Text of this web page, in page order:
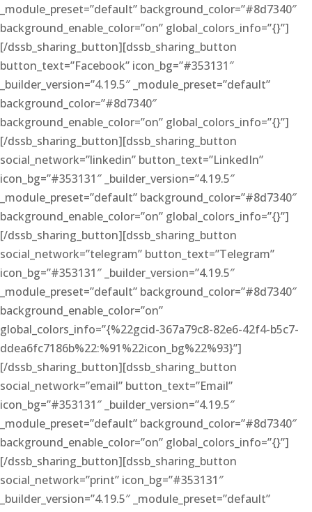
_module_preset=”default” background_color=”#8d7340″
background_enable_color=”on” global_colors_info=”{}”]
[/dssb_sharing_button][dssb_sharing_button
button_text=”Facebook” icon_bg=”#353131″
_builder_version=”4.19.5″ _module_preset=”default”
background_color=”#8d7340″
background_enable_color=”on” global_colors_info=”{}”]
[/dssb_sharing_button][dssb_sharing_button
social_network=”linkedin” button_text=”LinkedIn”
icon_bg=”#353131″ _builder_version=”4.19.5″
_module_preset=”default” background_color=”#8d7340″
background_enable_color=”on” global_colors_info=”{}”]
[/dssb_sharing_button][dssb_sharing_button
social_network=”telegram” button_text=”Telegram”
icon_bg=”#353131″ _builder_version=”4.19.5″
_module_preset=”default” background_color=”#8d7340″
background_enable_color=”on”
global_colors_info=”{%22gcid-367a79c8-82e6-42f4-b5c7-
ddea6fc7186b%22:%91%22icon_bg%22%93}”]
[/dssb_sharing_button][dssb_sharing_button
social_network=”email” button_text=”Email”
icon_bg=”#353131″ _builder_version=”4.19.5″
_module_preset=”default” background_color=”#8d7340″
background_enable_color=”on” global_colors_info=”{}”]
[/dssb_sharing_button][dssb_sharing_button
social_network=”print” icon_bg=”#353131″
_builder_version=”4.19.5″ _module_preset=”default”